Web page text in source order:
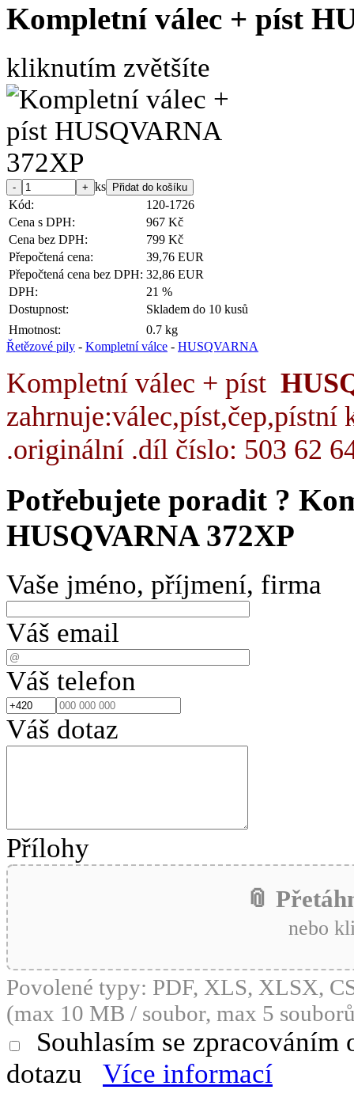
Kompletní válec + píst
kliknutím zvětšíte
ks
Kód:
120-1726
Cena s DPH:
967 Kč
Cena bez DPH:
799 Kč
Přepočtená cena:
39,76 EUR
Přepočtená cena bez DPH: 32,86 EUR
DPH:
21 %
Dostupnost:
Skladem do 10 kusů
Hmotnost:
0.7 kg
Řetězové pily - Kompletní válce - HUSQVARNA
Kompletní válec + píst
zahrnuje:válec,píst,čep,pístní
.originální .díl číslo: 503 62
Potřebujete poradit ?
HUSQVARNA 372XP
Vaše jméno, příjmení, firma
Váš email
Váš telefon
Váš dotaz
Přílohy
📎
nebo
Povolené typy: PDF, XLS, XLSX,
(max 10 MB / soubor, max 5
Souhlasím se
dotazu
Více informací